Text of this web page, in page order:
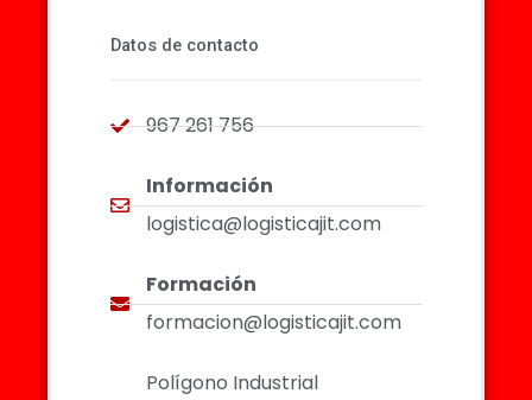
Datos de contacto
967 261 756
Información
logistica@logisticajit.com
Formación
formacion@logisticajit.com
Polígono Industrial